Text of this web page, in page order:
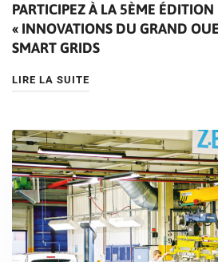
PARTICIPEZ À LA 5ÈME ÉDITION
« INNOVATIONS DU GRAND
SMART GRIDS
LIRE LA SUITE